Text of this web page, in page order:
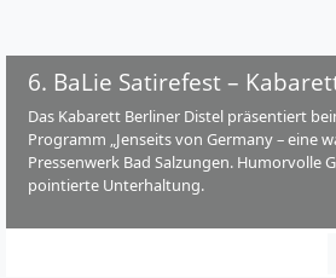
6. BaLie Satirefest –
Das Kabarett Berliner Distel präsentiert
Programm „Jenseits von Germany – eine
Pressenwerk Bad Salzungen. Humorvolle
pointierte Unterhaltung.